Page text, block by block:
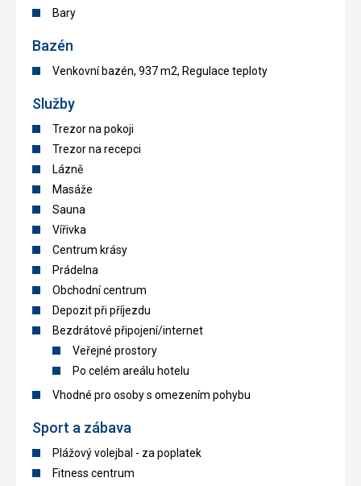
Bary
Bazén
Venkovní bazén, 937 m2, Regulace teploty
Služby
Trezor na pokoji
Trezor na recepci
Lázně
Masáže
Sauna
Vířivka
Centrum krásy
Prádelna
Obchodní centrum
Depozit při příjezdu
Bezdrátové připojení/internet
Veřejné prostory
Po celém areálu hotelu
Vhodné pro osoby s omezením pohybu
Sport a zábava
Plážový volejbal - za poplatek
Fitness centrum